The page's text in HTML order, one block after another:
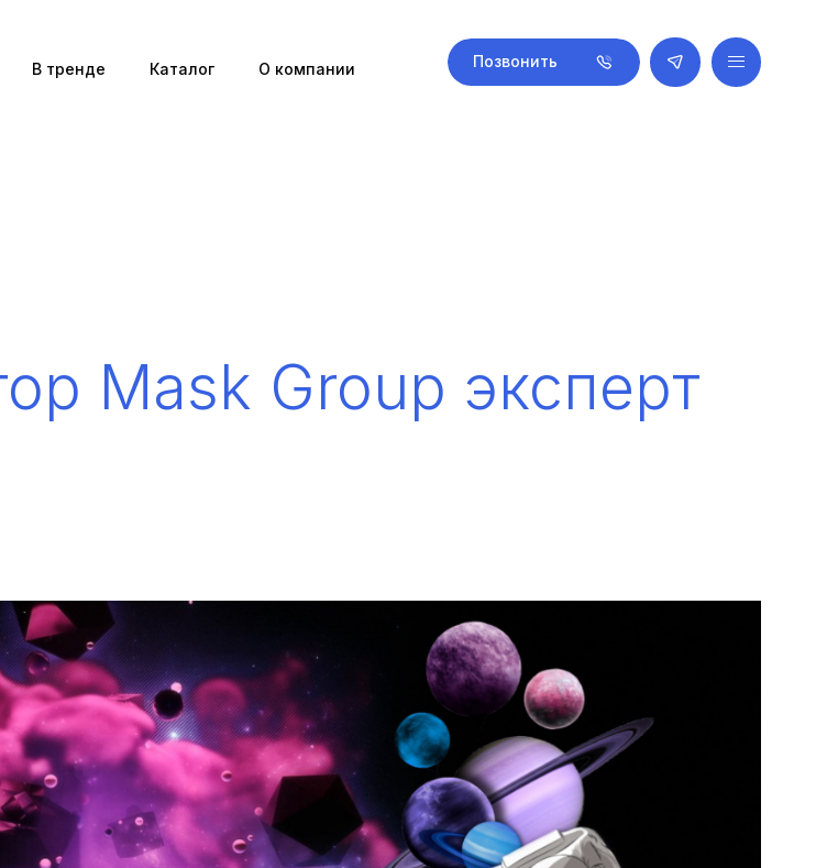
В тренде Каталог О компании Позвонить
Mask Group эксперт